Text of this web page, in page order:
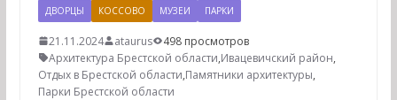
ДВОРЦЫ КОССОВО МУЗЕИ ПАРКИ
21.11.2024 ataurus
498 просмотров
Архитектура Брестской области,Ивацевичский район,
Отдых в Брестской области,Памятники архитектуры,
Парки Брестской области